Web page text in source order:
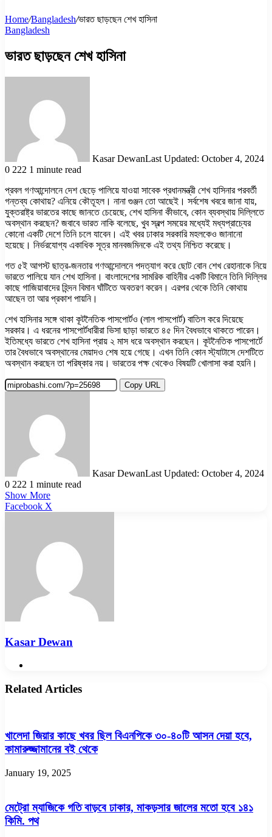
Home/Bangladesh/ভারত ছাড়ছেন শেখ হাসিনা
Bangladesh
ভারত ছাড়ছেন শেখ হাসিনা
Kasar DewanLast Updated: October 4, 2024
0 222 1 minute read
প্রবল গণআন্দোলনে দেশ ছেড়ে পালিয়ে যাওয়া সাবেক প্রধানমন্ত্রী শেখ হাসিনার পরবর্তী
গন্তব্য কোথায়? এনিয়ে কৌতূহল। নানা গুঞ্জন তো আছেই। সর্বশেষ খবরে জানা যায়,
যুক্তরাষ্ট্র ভারতের কাছে জানতে চেয়েছে, শেখ হাসিনা কীভাবে, কোন ব্যবস্থায় দিল্লিতে
অবস্থান করছেন? জবাবে ভারত নাকি বলেছে, খুব স্বল্প সময়ের মধ্যেই মধ্যপ্রাচ্যের
কোনো একটি দেশে তিনি চলে যাবেন। এই খবর ঢাকার সরকারি মহলকেও জানানো
হয়েছে। নির্ভরযোগ্য একাধিক সূত্র মানবজমিনকে এই তথ্য নিশ্চিত করেছে।
গত ৫ই আগস্ট ছাত্র-জনতার গণআন্দোলনে পদত্যাগ করে ছোট বোন শেখ রেহানাকে নিয়ে
ভারতে পালিয়ে যান শেখ হাসিনা। বাংলাদেশের সামরিক বাহিনীর একটি বিমানে তিনি দিল্লির
কাছে গাজিয়াবাদের হিন্দন বিমান ঘাঁটিতে অবতরণ করেন। এরপর থেকে তিনি কোথায়
আছেন তা আর প্রকাশ পায়নি।
শেখ হাসিনার সঙ্গে থাকা কূটনৈতিক পাসপোর্টও (লাল পাসপোর্ট) বাতিল করে দিয়েছে
সরকার। এ ধরনের পাসপোর্টধারীরা ভিসা ছাড়া ভারতে ৪৫ দিন বৈধভাবে থাকতে পারেন।
ইতিমধ্যে ভারতে শেখ হাসিনা প্রায় ২ মাস ধরে অবস্থান করছেন। কূটনৈতিক পাসপোর্টে
তার বৈধভাবে অবস্থানের মেয়াদও শেষ হয়ে গেছে। এখন তিনি কোন স্ট্যাটাসে দেশটিতে
অবস্থান করছেন তা পরিষ্কার নয়। ভারতের পক্ষ থেকেও বিষয়টি খোলাসা করা হয়নি।
Copy URL
Kasar DewanLast Updated: October 4, 2024
0 222 1 minute read
Show More
Facebook X
Kasar Dewan
Related Articles
খালেদা জিয়ার কাছে খবর ছিল বিএনপিকে ৩০-৪০টি আসন দেয়া হবে,
কামারুজ্জামানের বই থেকে
January 19, 2025
মেট্রো ম্যাজিকে গতি বাড়বে ঢাকার, মাকড়সার জালের মতো হবে ১৪১
কিমি. পথ